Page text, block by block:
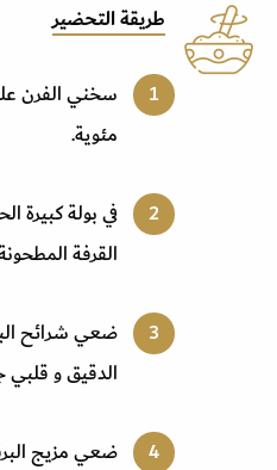
طريقة التحضير
مئوية.
في بولة كبيرة
القرفة
ضعي شرائح
الدقيق و قلبي
ضعي مزيج